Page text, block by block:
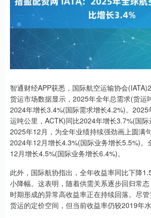
智通财经APP获悉，国际航空运输协会
货运市场数据显示，2025年全年总需求(货运
2024年增长3.4%(国际需求增长4.2%)。
运吨公里，ACTK)同比2024年增长3.7%(国际
2025年12月，为全年业绩持续强劲画上圆满
2024年12月增长4.3%(国际业务增长5.5%)。
12月增长4.5%(国际业务增长6.4%)。
此外，国际航协指出，全年收益率同比下降
小降幅。这表明，随着供需关系逐步回归常
时期形成的异常高收益率正在持续回落。尽
货运的定价空间，但当前收益率仍较2019年水